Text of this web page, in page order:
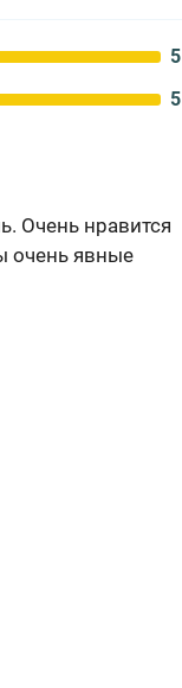
5
5
Очень нравится
очень явные